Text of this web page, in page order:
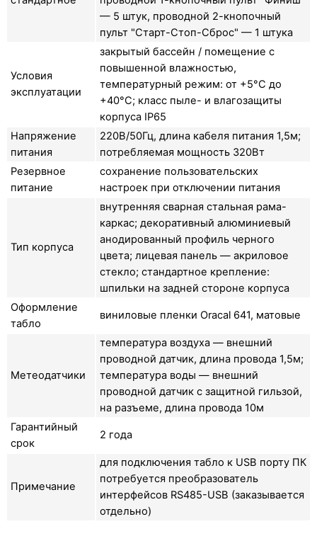
— 5 штук, проводной 2-кнопочный
пульт "Старт-Стоп-Сброс" — 1 штука
Условия
эксплуатации
закрытый бассейн / помещение с
повышенной влажностью,
температурный режим: от +5°C до
+40°C; класс пыле- и влагозащиты
корпуса IP65
Напряжение
питания
220В/50Гц, длина кабеля питания 1,5м;
потребляемая мощность 320Вт
Резервное
питание
сохранение пользовательских
настроек при отключении питания
Тип корпуса
внутренняя сварная стальная рама-
каркас; декоративный алюминиевый
анодированный профиль черного
цвета; лицевая панель — акриловое
стекло; стандартное крепление:
шпильки на задней стороне корпуса
Оформление
табло
виниловые пленки Oracal 641, матовые
Метеодатчики
температура воздуха — внешний
проводной датчик, длина провода 1,5м;
температура воды — внешний
проводной датчик с защитной гильзой,
на разъеме, длина провода 10м
Гарантийный
срок
2 года
Примечание
для подключения табло к USB порту ПК
потребуется преобразователь
интерфейсов RS485-USB (заказывается
отдельно)